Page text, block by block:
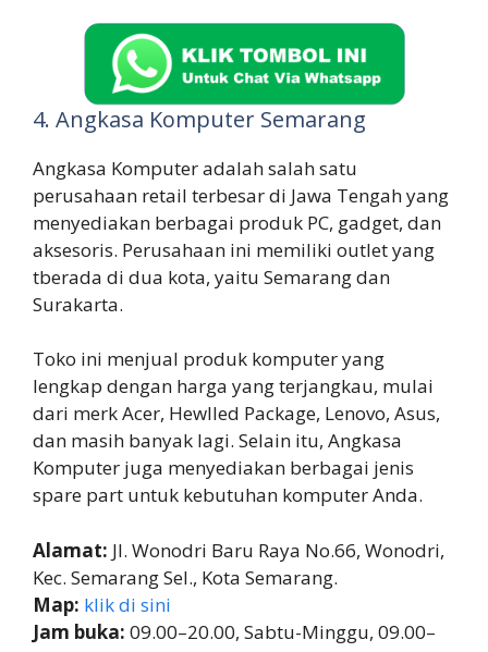
4. Angkasa Komputer Semarang
Angkasa Komputer adalah salah satu
perusahaan retail terbesar di Jawa Tengah yang
menyediakan berbagai produk PC, gadget, dan
aksesoris. Perusahaan ini memiliki outlet yang
tberada di dua kota, yaitu Semarang dan
Surakarta.
Toko ini menjual produk komputer yang
lengkap dengan harga yang terjangkau, mulai
dari merk Acer, Hewlled Package, Lenovo, Asus,
dan masih banyak lagi. Selain itu, Angkasa
Komputer juga menyediakan berbagai jenis
spare part untuk kebutuhan komputer Anda.
Alamat: Jl. Wonodri Baru Raya No.66, Wonodri,
Kec. Semarang Sel., Kota Semarang.
Map: klik di sini
Jam buka: 09.00–20.00, Sabtu-Minggu, 09.00–